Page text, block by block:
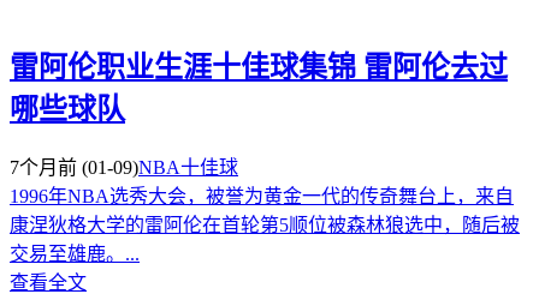
雷阿伦职业生涯十佳球集锦 雷阿伦去过
哪些球队
7个月前 (01-09)NBA十佳球
1996年NBA选秀大会，被誉为黄金一代的传奇舞台上，来自
康涅狄格大学的雷阿伦在首轮第5顺位被森林狼选中，随后被
交易至雄鹿。...
查看全文